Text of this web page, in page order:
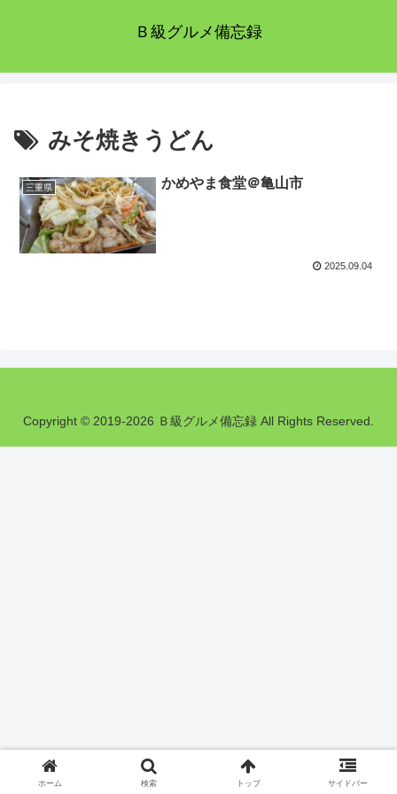
Ｂ級グルメ備忘録
みそ焼きうどん
三重県 かめやま食堂＠亀山市
2025.09.04
Copyright © 2019-2026 Ｂ級グルメ備忘録 All Rights Reserved.
ホーム 検索 トップ サイドバー